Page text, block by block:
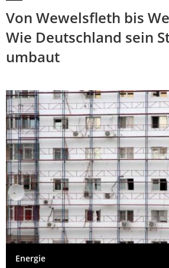
Von Wewelsfleth bis
Wie Deutschland sein
umbaut
Energie